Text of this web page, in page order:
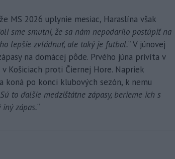
MS 2026 uplynie mesiac, Haraslína však
sme smutní, že sa nám nepodarilo postúpiť na
lepšie zvládnuť, ale taký je futbal.“ V júnovej
na domácej pôde. Prvého júna privíta v
Košiciach proti Čiernej Hore. Napriek
koná po konci klubových sezón, k nemu
Sú to ďalšie medzištátne zápasy, berieme ich s
zápas.“